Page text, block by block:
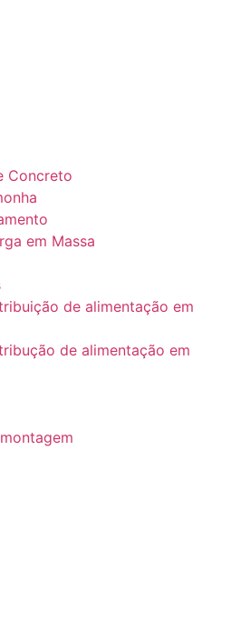
Concreto
em Massa
de alimentação em
de alimentação em